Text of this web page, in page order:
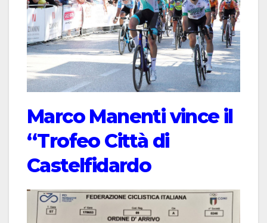
Marco Manenti vince il
“Trofeo Città di
Castelfidardo